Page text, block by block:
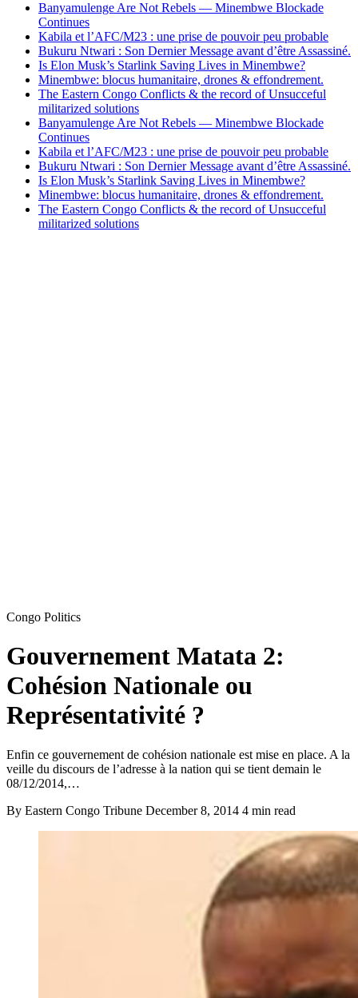
Banyamulenge Are Not Rebels — Minembwe Blockade
Continues
Kabila et l’AFC/M23 : une prise de pouvoir peu probable
Bukuru Ntwari : Son Dernier Message avant d’être Assassiné.
Is Elon Musk’s Starlink Saving Lives in Minembwe?
Minembwe: blocus humanitaire, drones & effondrement.
The Eastern Congo Conflicts & the record of Unsucceful
militarized solutions
Banyamulenge Are Not Rebels — Minembwe Blockade
Continues
Kabila et l’AFC/M23 : une prise de pouvoir peu probable
Bukuru Ntwari : Son Dernier Message avant d’être Assassiné.
Is Elon Musk’s Starlink Saving Lives in Minembwe?
Minembwe: blocus humanitaire, drones & effondrement.
The Eastern Congo Conflicts & the record of Unsucceful
militarized solutions
Congo Politics
Gouvernement Matata 2:
Cohésion Nationale ou
Représentativité ?
Enfin ce gouvernement de cohésion nationale est mise en place. A la
veille du discours de l’adresse à la nation qui se tient demain le
08/12/2014,…
By Eastern Congo Tribune December 8, 2014 4 min read